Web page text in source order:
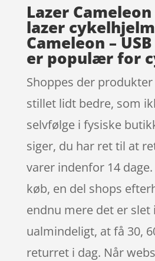
Lazer
lazer
Cameleon –
er populær for
Shoppes der
stillet lidt bedre, som
selvfølge i fysiske
siger, du har ret til at
varer indenfor 14
køb, en del shops
endnu mere det er slet
ualmindeligt, at få 30,
returret i dag. Når